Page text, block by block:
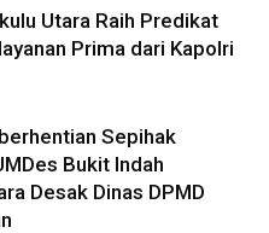
Utara Raih Predikat
Prima dari Kapolri
Sepihak
Bukit Indah
Desak Dinas DPMD